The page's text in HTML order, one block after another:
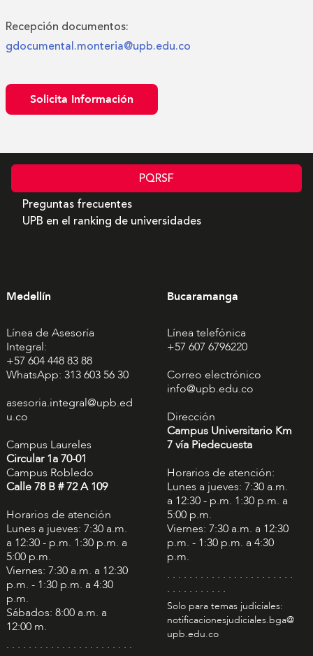
Recepción documentos:
gdocumental.monteria@upb.edu.co
Solicita Información
PQRSF
Preguntas frecuentes
UPB en el ranking de universidades
Medellín
Línea de Asesoría
Integral:
+57 604 448 83 88
WhatsApp: 313 603 56 30
asesoria.integral@upb.ed
u.co
Campus Laureles
Circular 1a 70-01
Campus Robledo
Calle 78 B # 72 A 109
Horarios de atención
Lunes a jueves: 7:30 a.m.
a 12:30 - p.m. 1:30 p.m. a
5:00 p.m.
Viernes: 7:30 a.m. a 12:30
p.m. - 1:30 p.m. a 4:30
p.m.
Sábados: 8:00 a.m. a
12:00 m.
. . . . . . . . . . . . . . . . . . . . . . .
Bucaramanga
Línea telefónica
+57 607 6796220
Correo electrónico
info@upb.edu.co
Dirección
Campus Universitario Km
7 vía Piedecuesta
Horarios de atención:
Lunes a jueves: 7:30 a.m.
a 12:30 - p.m. 1:30 p.m. a
5:00 p.m.
Viernes: 7:30 a.m. a 12:30
p.m. - 1:30 p.m. a 4:30
p.m.
. . . . . . . . . . . . . . . . . . . . . . .
. . . . . . . . . . .
Solo para temas judiciales:
notificacionesjudiciales.bga@
upb.edu.co